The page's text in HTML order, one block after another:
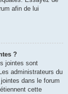
afin de lui
?
jointes sont
administrateurs du
dans le forum
cette